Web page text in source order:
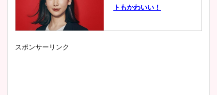
トもかわいい！
スポンサーリンク